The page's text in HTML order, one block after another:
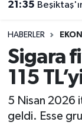
21:35 Beşiktaş'ın
HABERLER
Sigara
115
5 Nisan 2026
geldi. Esse
Ekonomi
Resmi
Antalya
Süper Lig
Tüm